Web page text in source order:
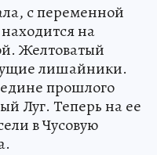
с переменной
на
Желтоватый
лишайники.
прошлого
Луг. Теперь на ее
в Чусовую